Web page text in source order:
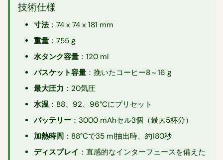
技術仕様
寸法：74 x 74 x 181 mm
重量 ：755 g
水タンク容量 ：120 ml
バスケット容量 ：挽いたコーヒー8～16 g
最大圧力 ：20気圧
水温 ：88、92、96°Cにプリセット
バッテリー ：3000 mAhセル3個（最大5杯分）
加熱時間 ：88°Cで35 ml抽出時、約180秒
ディスプレイ ：直感的なインターフェースを備えた